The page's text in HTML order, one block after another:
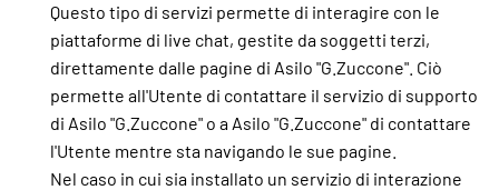
Questo tipo di servizi permette di interagire con le
piattaforme di live chat, gestite da soggetti terzi,
direttamente dalle pagine di Asilo "G.Zuccone". Ciò
permette all'Utente di contattare il servizio di supporto
di Asilo "G.Zuccone" o a Asilo "G.Zuccone" di contattare
l'Utente mentre sta navigando le sue pagine.
Nel caso in cui sia installato un servizio di interazione